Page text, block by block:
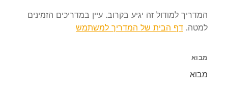
המדריך למודול זה יגיע בקרוב. עיין במדריכים הזמינים
למטה. דף הבית של המדריך למשתמש
מבוא
מבוא